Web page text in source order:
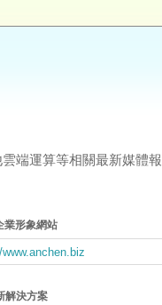
端運算等相關最新媒體報
業形象網站
解決方案